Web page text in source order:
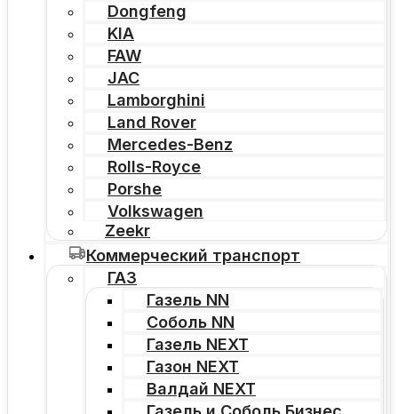
Dongfeng
KIA
FAW
JAC
Lamborghini
Land Rover
Mercedes-Benz
Rolls-Royce
Porshe
Volkswagen
Zeekr
Коммерческий транспорт
ГАЗ
Газель NN
Соболь NN
Газель NEXT
Газон NEXT
Валдай NEXT